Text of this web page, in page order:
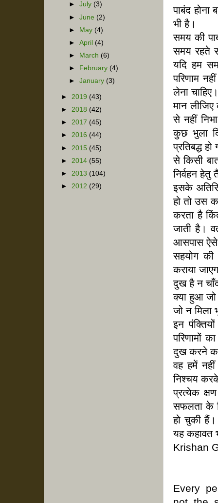
पाबंद
भी है।
समय की
समय रहते
यदि हम
परिणाम
लेना चाहिए।
मान
से नहीं
कुछ भुला
प्रतिबद्ध
से किसी
निर्वहन
इसके
हो तो उस
करता है
जाती है।
आसपास ऐसे
सहयोग की
कराया
दुख है न
क्या हुआ
जो न
इन
परिणामों
दुख करने का
वह हमें
निश्चय
प्रत्येक
सफलता के
हो चुकी
यह कहावत
Krishan
Every
►July (3)
►June (2)
► May (4)
►April (4)
►
March (6)
►
February (4)
►January (3)
► 2019 (43)
► 2018 (42)
► 2017 (45)
► 2016 (44)
► 2015 (45)
► 2014 (55)
► 2013 (104)
► 2012 (29)